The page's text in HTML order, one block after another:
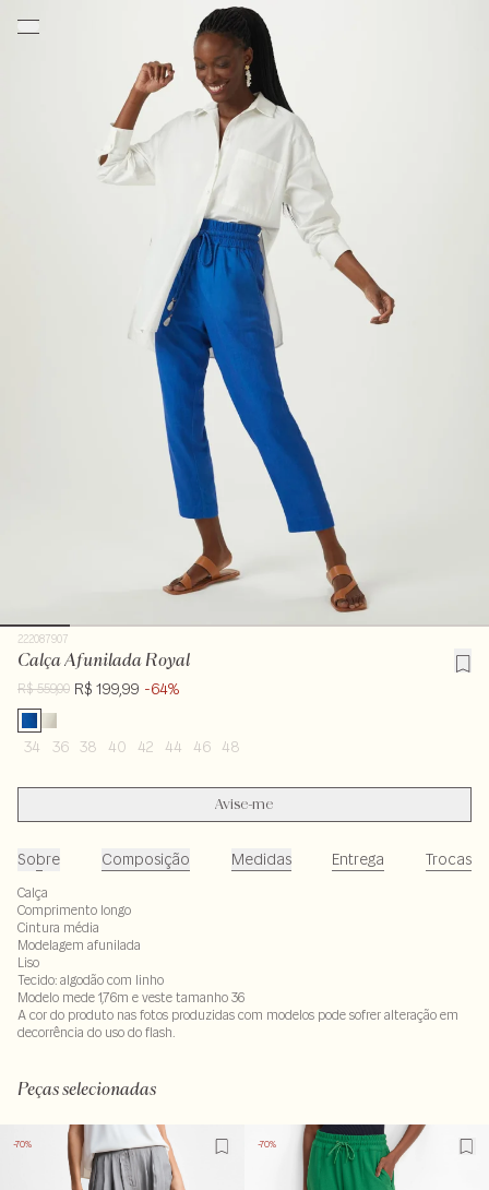
222087907
Calça Afunilada Royal
R$ 559,00 R$ 199,99 -64%
34 36 38 40 42 44 46 48
Avise-me
Sobre Composição Medidas Entrega Trocas
Calça
Comprimento longo
Cintura média
Modelagem afunilada
Liso
Tecido: algodão com linho
Modelo mede 1,76m e veste tamanho 36
A cor do produto nas fotos produzidas com modelos pode sofrer alteração em
decorrência do uso do flash.
Peças selecionadas
-70% -70%